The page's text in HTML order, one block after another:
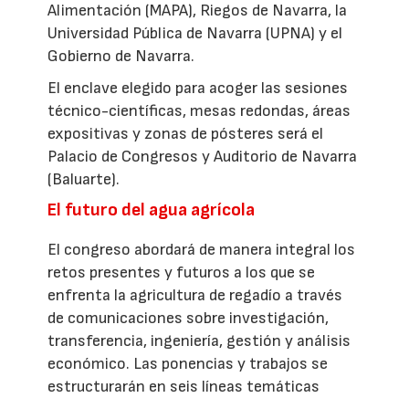
Alimentación (MAPA), Riegos de Navarra, la
Universidad Pública de Navarra (UPNA) y el
Gobierno de Navarra.
El enclave elegido para acoger las sesiones
técnico-científicas, mesas redondas, áreas
expositivas y zonas de pósteres será el
Palacio de Congresos y Auditorio de Navarra
(Baluarte).
El futuro del agua agrícola
El congreso abordará de manera integral los
retos presentes y futuros a los que se
enfrenta la agricultura de regadío a través
de comunicaciones sobre investigación,
transferencia, ingeniería, gestión y análisis
económico. Las ponencias y trabajos se
estructurarán en seis líneas temáticas